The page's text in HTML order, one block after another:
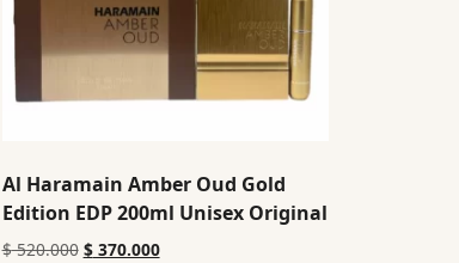
Al Haramain Amber Oud Gold
Edition EDP 200ml Unisex Original
$520.000 $370.000